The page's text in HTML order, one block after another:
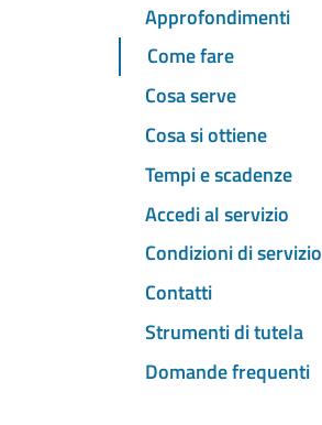
Approfondimenti
Come fare
Cosa serve
Cosa si ottiene
Tempi e scadenze
Accedi al servizio
Condizioni di servizio
Contatti
Strumenti di tutela
Domande frequenti